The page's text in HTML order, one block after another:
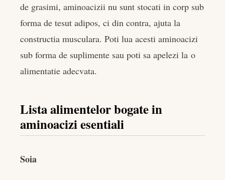
de grasimi, aminoacizii nu sunt stocati in corp sub
forma de tesut adipos, ci din contra, ajuta la
constructia musculara. Poti lua acesti aminoacizi
sub forma de suplimente sau poti sa apelezi la o
alimentatie adecvata.
Lista alimentelor bogate in
aminoacizi esentiali
Soia